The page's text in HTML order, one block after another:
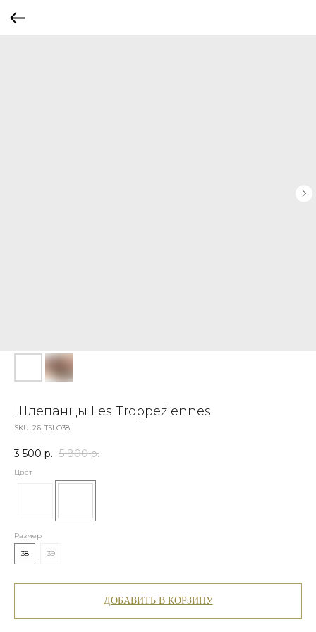
Шлепанцы Les Troppeziennes
SKU: 26LTSLO38
3 500 р. 5 800 р.
Цвет
Размер
38
39
ДОБАВИТЬ В КОРЗИНУ